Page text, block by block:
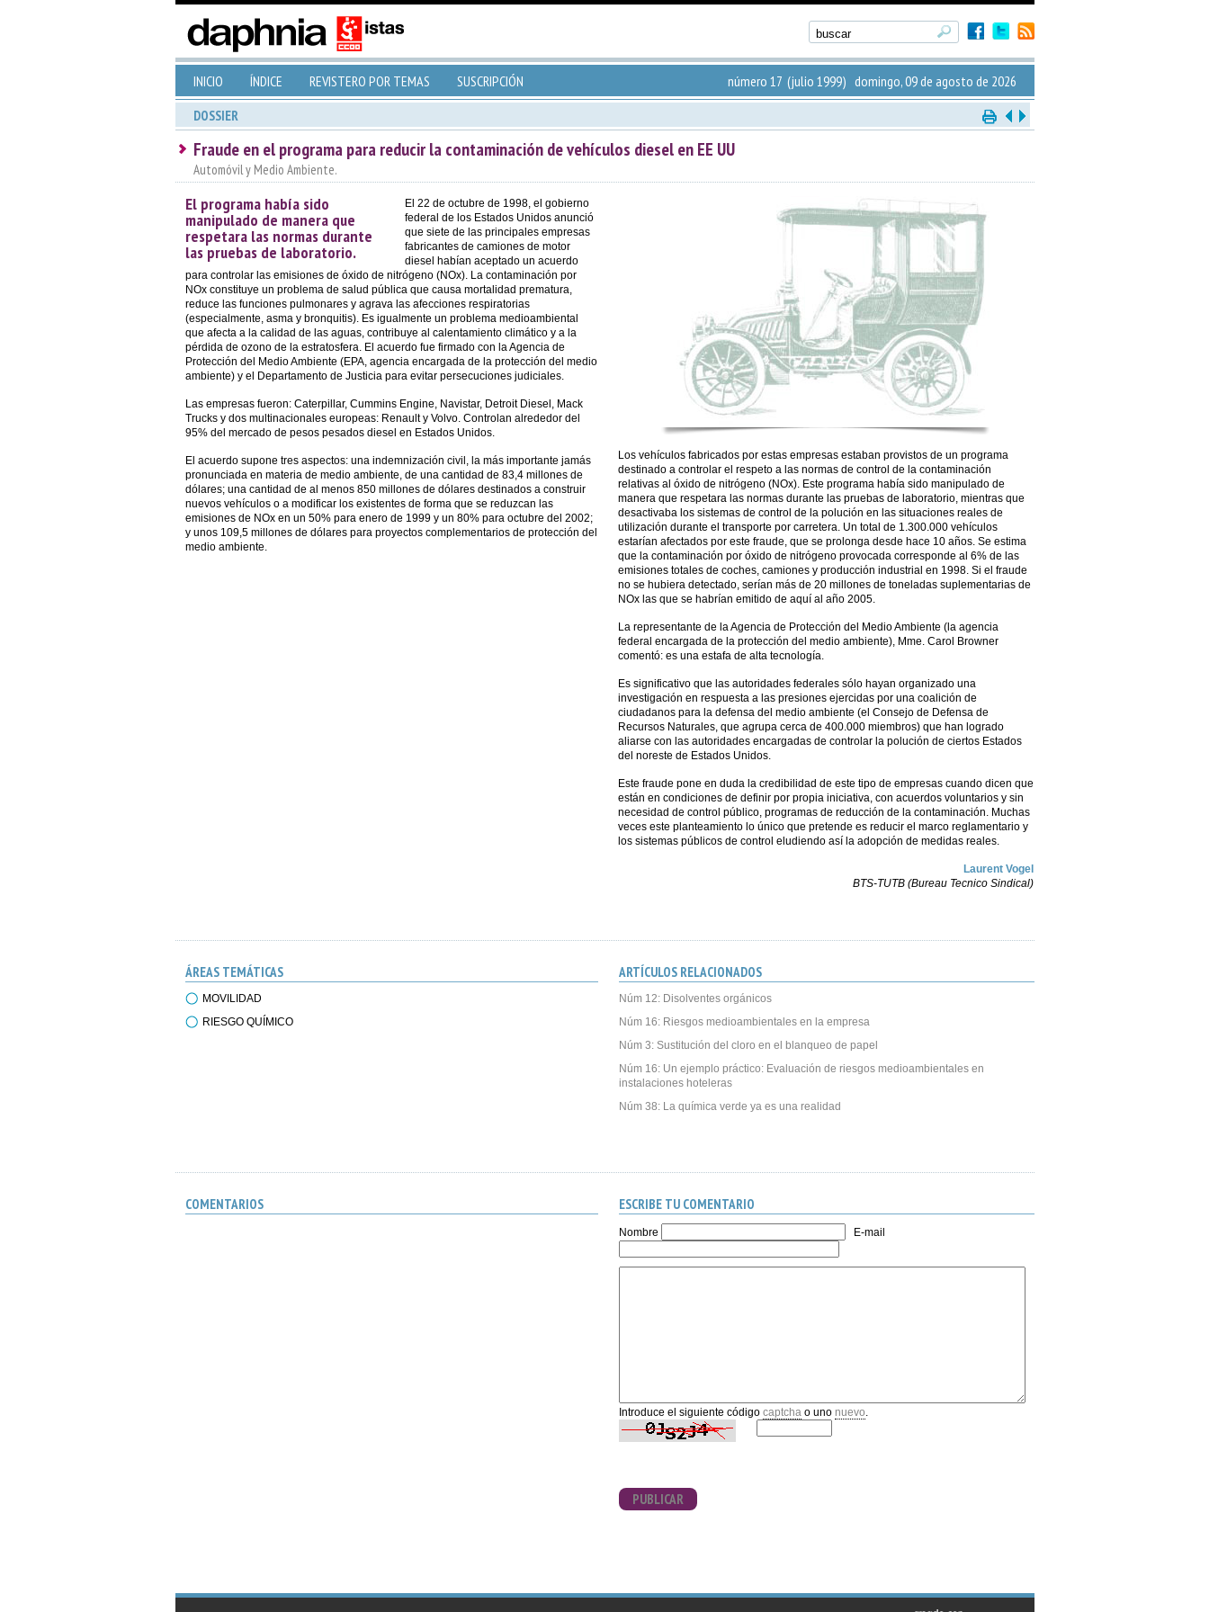
INICIO ÍNDICE REVISTERO POR TEMAS SUSCRIPCIÓN número 17 (julio 1999) domingo, 09 de agosto de 2026
DOSSIER
Fraude en el programa para reducir la contaminación de vehículos diesel en EE UU
Automóvil y Medio Ambiente.
El programa había sido
manipulado de manera que
respetara las normas durante
las pruebas de laboratorio.
El 22 de octubre de 1998, el gobierno
federal de los Estados Unidos anunció
que siete de las principales empresas
fabricantes de camiones de motor
diesel habían aceptado un acuerdo
para controlar las emisiones de óxido de nitrógeno (NOx). La contaminación por
NOx constituye un problema de salud pública que causa mortalidad prematura,
reduce las funciones pulmonares y agrava las afecciones respiratorias
(especialmente, asma y bronquitis). Es igualmente un problema medioambiental
que afecta a la calidad de las aguas, contribuye al calentamiento climático y a la
pérdida de ozono de la estratosfera. El acuerdo fue firmado con la Agencia de
Protección del Medio Ambiente (EPA, agencia encargada de la protección del medio
ambiente) y el Departamento de Justicia para evitar persecuciones judiciales.
Las empresas fueron: Caterpillar, Cummins Engine, Navistar, Detroit Diesel, Mack
Trucks y dos multinacionales europeas: Renault y Volvo. Controlan alrededor del
95% del mercado de pesos pesados diesel en Estados Unidos.
El acuerdo supone tres aspectos: una indemnización civil, la más importante jamás
pronunciada en materia de medio ambiente, de una cantidad de 83,4 millones de
dólares; una cantidad de al menos 850 millones de dólares destinados a construir
nuevos vehículos o a modificar los existentes de forma que se reduzcan las
emisiones de NOx en un 50% para enero de 1999 y un 80% para octubre del 2002;
y unos 109,5 millones de dólares para proyectos complementarios de protección del
medio ambiente.
Los vehículos fabricados por estas empresas estaban provistos de un programa
destinado a controlar el respeto a las normas de control de la contaminación
relativas al óxido de nitrógeno (NOx). Este programa había sido manipulado de
manera que respetara las normas durante las pruebas de laboratorio, mientras que
desactivaba los sistemas de control de la polución en las situaciones reales de
utilización durante el transporte por carretera. Un total de 1.300.000 vehículos
estarían afectados por este fraude, que se prolonga desde hace 10 años. Se estima
que la contaminación por óxido de nitrógeno provocada corresponde al 6% de las
emisiones totales de coches, camiones y producción industrial en 1998. Si el fraude
no se hubiera detectado, serían más de 20 millones de toneladas suplementarias de
NOx las que se habrían emitido de aquí al año 2005.
La representante de la Agencia de Protección del Medio Ambiente (la agencia
federal encargada de la protección del medio ambiente), Mme. Carol Browner
comentó: es una estafa de alta tecnología.
Es significativo que las autoridades federales sólo hayan organizado una
investigación en respuesta a las presiones ejercidas por una coalición de
ciudadanos para la defensa del medio ambiente (el Consejo de Defensa de
Recursos Naturales, que agrupa cerca de 400.000 miembros) que han logrado
aliarse con las autoridades encargadas de controlar la polución de ciertos Estados
del noreste de Estados Unidos.
Este fraude pone en duda la credibilidad de este tipo de empresas cuando dicen que
están en condiciones de definir por propia iniciativa, con acuerdos voluntarios y sin
necesidad de control público, programas de reducción de la contaminación. Muchas
veces este planteamiento lo único que pretende es reducir el marco reglamentario y
los sistemas públicos de control eludiendo así la adopción de medidas reales.
Laurent Vogel
BTS-TUTB (Bureau Tecnico Sindical)
ÁREAS TEMÁTICAS
MOVILIDAD
RIESGO QUÍMICO
ARTÍCULOS RELACIONADOS
Núm 12: Disolventes orgánicos
Núm 16: Riesgos medioambientales en la empresa
Núm 3: Sustitución del cloro en el blanqueo de papel
Núm 16: Un ejemplo práctico: Evaluación de riesgos medioambientales en
instalaciones hoteleras
Núm 38: La química verde ya es una realidad
COMENTARIOS ESCRIBE TU COMENTARIO
Nombre E-mail
Introduce el siguiente código captchao uno nuevo.
PUBLICAR